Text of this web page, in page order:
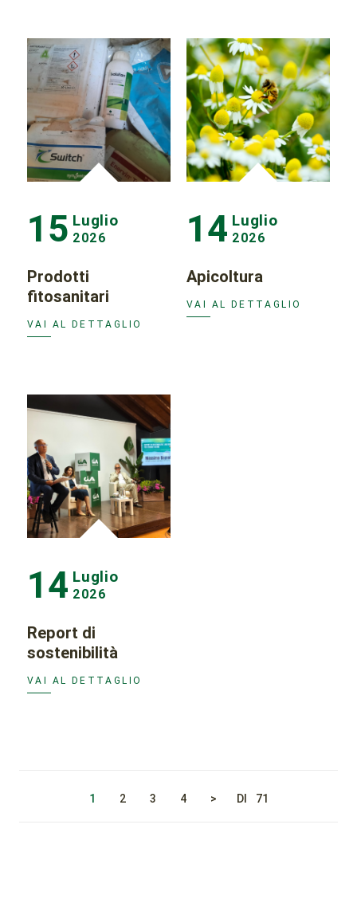
15 Luglio
2026
Prodotti
fitosanitari
VAI AL DETTAGLIO
14 Luglio
2026
Apicoltura
VAI AL DETTAGLIO
14 Luglio
2026
Report di
sostenibilità
VAI AL DETTAGLIO
1 2 3 4 > DI 71